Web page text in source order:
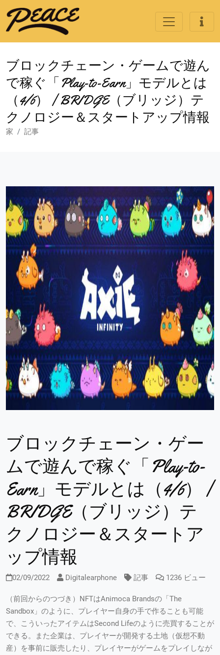
ブロックチェーン・ゲームで遊ん
で稼ぐ「Play-to-Earn」モデルとは
（4/6） | BRIDGE（ブリッジ）テ
クノロジー＆スタートアップ情報
家 記事
ブロックチェーン・ゲー
ムで遊んで稼ぐ「Play-to-
Earn」モデルとは（4/6） |
BRIDGE（ブリッジ）テ
クノロジー＆スタートア
ップ情報
02/09/2022 Digitalearphone 記事 1236 ビュー
（前回からのつづき）NFTはAnimoca Brandsの「The
Sandbox」のように、プレイヤー自身の手で作ることも可能
で、こういったアイテムはSecond Lifeのように売買することが
できる。また企業は、プレイヤーが開発する土地（仮想不動
産）を事前に販売したり、プレイヤーがゲームをプレイしなが